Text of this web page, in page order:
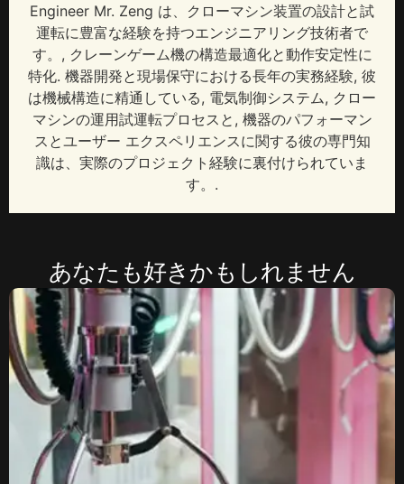
Engineer Mr. Zeng は、クローマシン装置の設計と試
運転に豊富な経験を持つエンジニアリング技術者で
す。, クレーンゲーム機の構造最適化と動作安定性に
特化. 機器開発と現場保守における長年の実務経験, 彼
は機械構造に精通している, 電気制御システム, クロー
マシンの運用試運転プロセスと, 機器のパフォーマン
スとユーザー エクスペリエンスに関する彼の専門知
識は、実際のプロジェクト経験に裏付けられていま
す。.
あなたも好きかもしれません